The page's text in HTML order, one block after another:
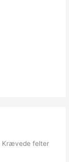
Krævede felter